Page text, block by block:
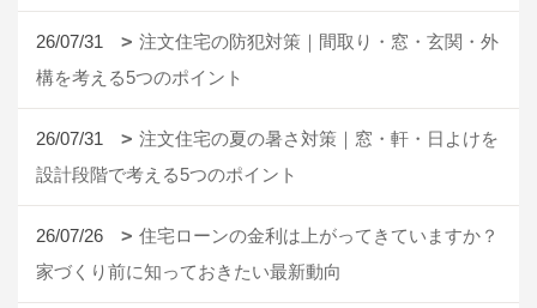
26/07/31
注文住宅の防犯対策｜間取り・窓・玄関・外
構を考える5つのポイント
26/07/31
注文住宅の夏の暑さ対策｜窓・軒・日よけを
設計段階で考える5つのポイント
26/07/26
住宅ローンの金利は上がってきていますか？
家づくり前に知っておきたい最新動向